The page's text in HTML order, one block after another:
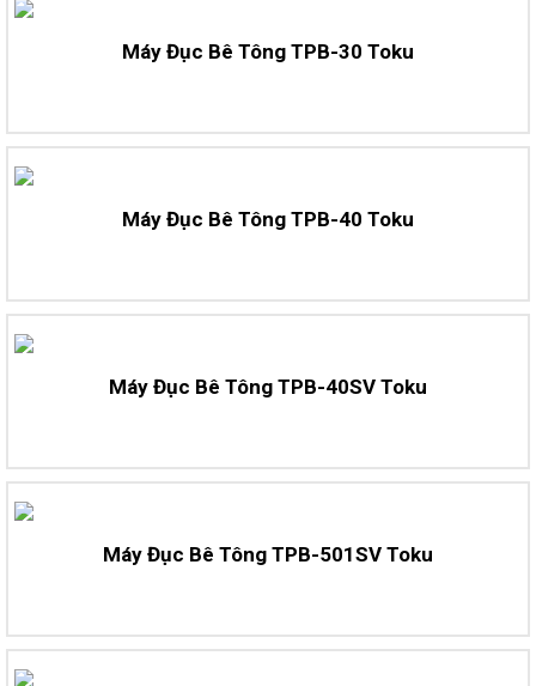
Máy Đục Bê Tông TPB-30 Toku
Máy Đục Bê Tông TPB-40 Toku
Máy Đục Bê Tông TPB-40SV Toku
Máy Đục Bê Tông TPB-501SV Toku